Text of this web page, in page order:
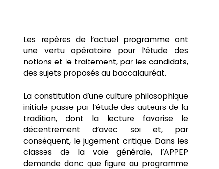
Les repères de l’actuel programme ont
une vertu opératoire pour l’étude des
notions et le traitement, par les candidats,
des sujets proposés au baccalauréat.
La constitution d’une culture philosophique
initiale passe par l’étude des auteurs de la
tradition, dont la lecture favorise le
décentrement d’avec soi et, par
conséquent, le jugement critique. Dans les
classes de la voie générale, l’APPEP
demande donc que figure au programme